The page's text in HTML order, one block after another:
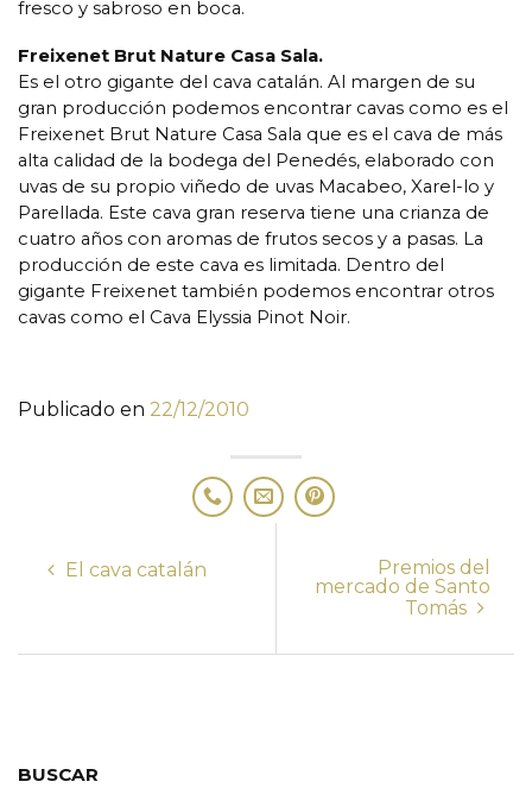
fresco y sabroso en boca.
Freixenet Brut Nature Casa Sala.
Es el otro gigante del cava catalán. Al margen de su
gran producción podemos encontrar cavas como es el
Freixenet Brut Nature Casa Sala que es el cava de más
alta calidad de la bodega del Penedés, elaborado con
uvas de su propio viñedo de uvas Macabeo, Xarel-lo y
Parellada. Este cava gran reserva tiene una crianza de
cuatro años con aromas de frutos secos y a pasas. La
producción de este cava es limitada. Dentro del
gigante Freixenet también podemos encontrar otros
cavas como el Cava Elyssia Pinot Noir.
Publicado en 22/12/2010
El cava catalán
Premios del
mercado de Santo
Tomás
BUSCAR